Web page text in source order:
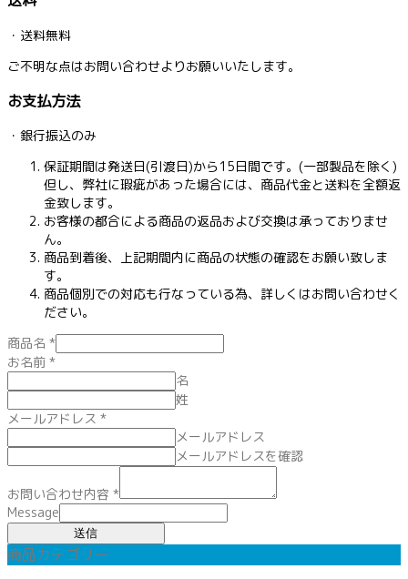
・送料無料
ご不明な点はお問い合わせよりお願いいたします。
お支払方法
・銀行振込のみ
保証期間は発送日(引渡日)から15日間です。(一部製品を除く)
但し、弊社に瑕疵があった場合には、商品代金と送料を全額返
金致します。
お客様の都合による商品の返品および交換は承っておりませ
ん。
商品到着後、上記期間内に商品の状態の確認をお願い致しま
す。
商品個別での対応も行なっている為、詳しくはお問い合わせく
ださい。
商品名 *
お名前 *
名
姓
メールアドレス *
メールアドレス
メールアドレスを確認
お問い合わせ内容 *
Message
送信
商品カテゴリー